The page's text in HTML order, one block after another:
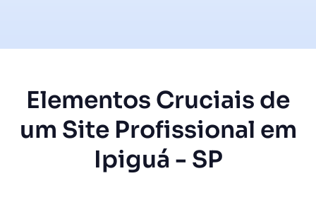
Elementos Cruciais de
um Site Profissional em
Ipiguá - SP